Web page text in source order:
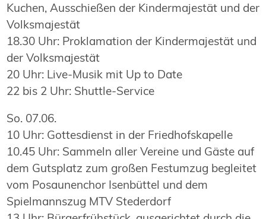
Kuchen, Ausschießen der Kindermajestät und der
Volksmajestät
18.30 Uhr: Proklamation der Kindermajestät und
der Volksmajestät
20 Uhr: Live-Musik mit Up to Date
22 bis 2 Uhr: Shuttle-Service
So. 07.06.
10 Uhr: Gottesdienst in der Friedhofskapelle
10.45 Uhr: Sammeln aller Vereine und Gäste auf
dem Gutsplatz zum großen Festumzug begleitet
vom Posaunenchor Isenbüttel und dem
Spielmannszug MTV Stederdorf